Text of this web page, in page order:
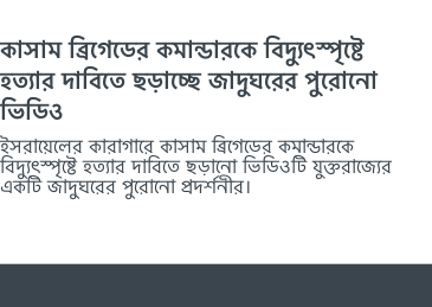
কাসাম ব্রিগেডের কমান্ডারকে বিদ্যুৎস্পৃষ্টে
হত্যার দাবিতে ছড়াচ্ছে জাদুঘরের পুরোনো
ভিডিও
ইসরায়েলের কারাগারে কাসাম ব্রিগেডের কমান্ডারকে
বিদ্যুৎস্পৃষ্টে হত্যার দাবিতে ছড়ানো ভিডিওটি যুক্তরাজ্যের
একটি জাদুঘরের পুরোনো প্রদর্শনীর।